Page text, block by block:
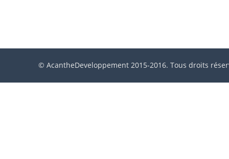
© AcantheDeveloppement 2015-2016. Tous droits